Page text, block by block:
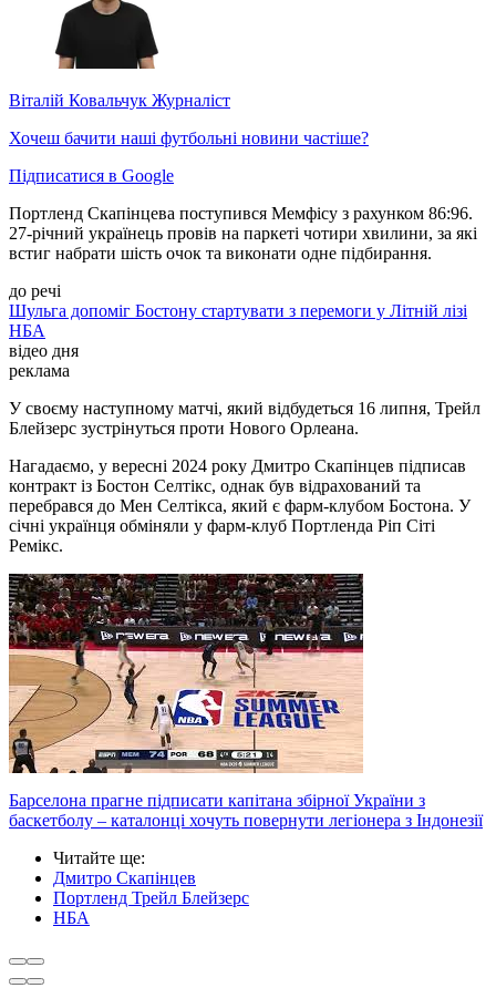
Віталій Ковальчук Журналіст
Хочеш бачити наші футбольні новини частіше?
Підписатися в Google
Портленд Скапінцева поступився Мемфісу з рахунком 86:96.
27-річний українець провів на паркеті чотири хвилини, за які
встиг набрати шість очок та виконати одне підбирання.
до речі
Шульга допоміг Бостону стартувати з перемоги у Літній лізі
НБА
відео дня
реклама
У своєму наступному матчі, який відбудеться 16 липня, Трейл
Блейзерс зустрінуться проти Нового Орлеана.
Нагадаємо, у вересні 2024 року Дмитро Скапінцев підписав
контракт із Бостон Селтікс, однак був відрахований та
перебрався до Мен Селтікса, який є фарм-клубом Бостона. У
січні українця обміняли у фарм-клуб Портленда Ріп Сіті
Ремікс.
Барселона прагне підписати капітана збірної України з
баскетболу – каталонці хочуть повернути легіонера з Індонезії
Читайте ще:
Дмитро Скапінцев
Портленд Трейл Блейзерс
НБА